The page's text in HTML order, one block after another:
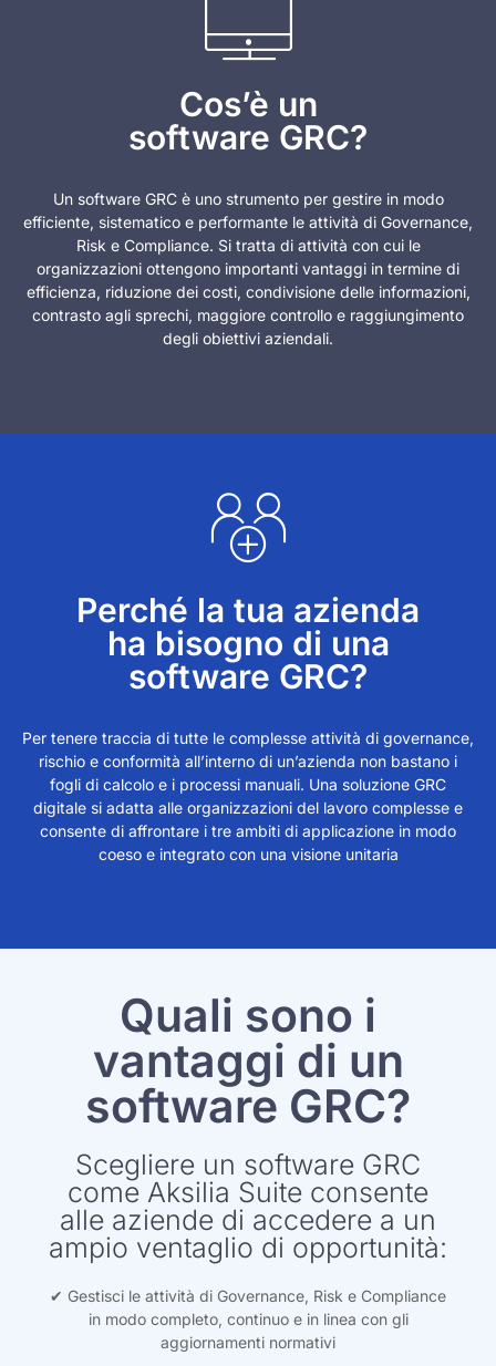
Cos’è un
software GRC?
Un software GRC è uno strumento per gestire in modo
efficiente, sistematico e performante le attività di Governance,
Risk e Compliance. Si tratta di attività con cui le
organizzazioni ottengono importanti vantaggi in termine di
efficienza, riduzione dei costi, condivisione delle informazioni,
contrasto agli sprechi, maggiore controllo e raggiungimento
degli obiettivi aziendali.
Perché la tua azienda
ha bisogno di una
software GRC?
Per tenere traccia di tutte le complesse attività di governance,
rischio e conformità all’interno di un’azienda non bastano i
fogli di calcolo e i processi manuali. Una soluzione GRC
digitale si adatta alle organizzazioni del lavoro complesse e
consente di affrontare i tre ambiti di applicazione in modo
coeso e integrato con una visione unitaria
Quali sono i
vantaggi di un
software GRC?
Scegliere un software GRC
come Aksilia Suite consente
alle aziende di accedere a un
ampio ventaglio di opportunità:
✔ Gestisci le attività di Governance, Risk e Compliance
in modo completo, continuo e in linea con gli
aggiornamenti normativi